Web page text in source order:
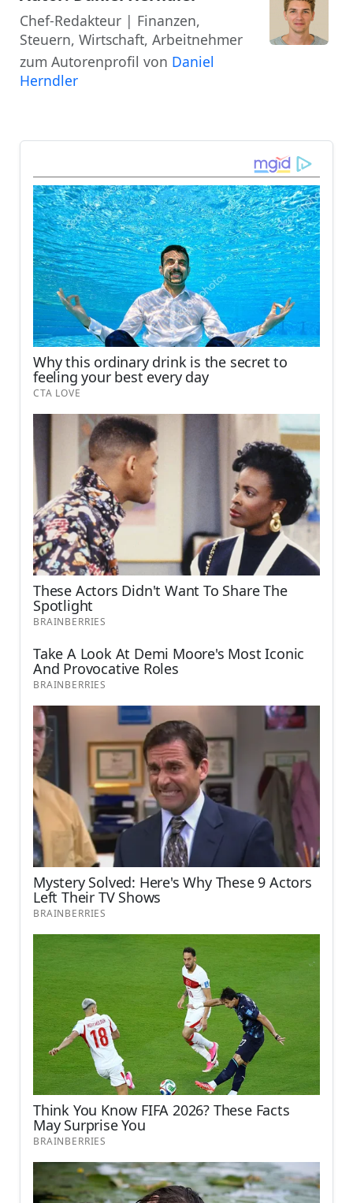
Chef-Redakteur | Finanzen,
Steuern, Wirtschaft, Arbeitnehmer
zum Autorenprofil von Daniel
Herndler